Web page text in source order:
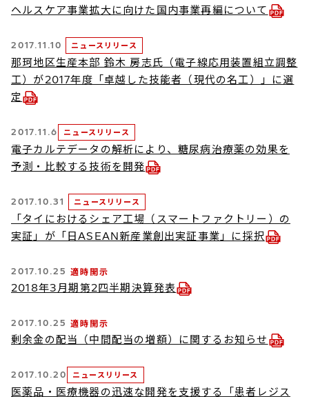
ヘルスケア事業拡大に向けた国内事業再編について
2017.11.10 ニュースリリース
那珂地区生産本部 鈴木 房志氏（電子線応用装置組立調整
工）が2017年度「卓越した技能者（現代の名工）」に選
定
2017.11.6 ニュースリリース
電子カルテデータの解析により、糖尿病治療薬の効果を
予測・比較する技術を開発
2017.10.31 ニュースリリース
「タイにおけるシェア工場（スマートファクトリー）の
実証」が「日ASEAN新産業創出実証事業」に採択
2017.10.25 適時開示
2018年3月期第2四半期決算発表
2017.10.25 適時開示
剰余金の配当（中間配当の増額）に関するお知らせ
2017.10.20 ニュースリリース
医薬品・医療機器の迅速な開発を支援する「患者レジス